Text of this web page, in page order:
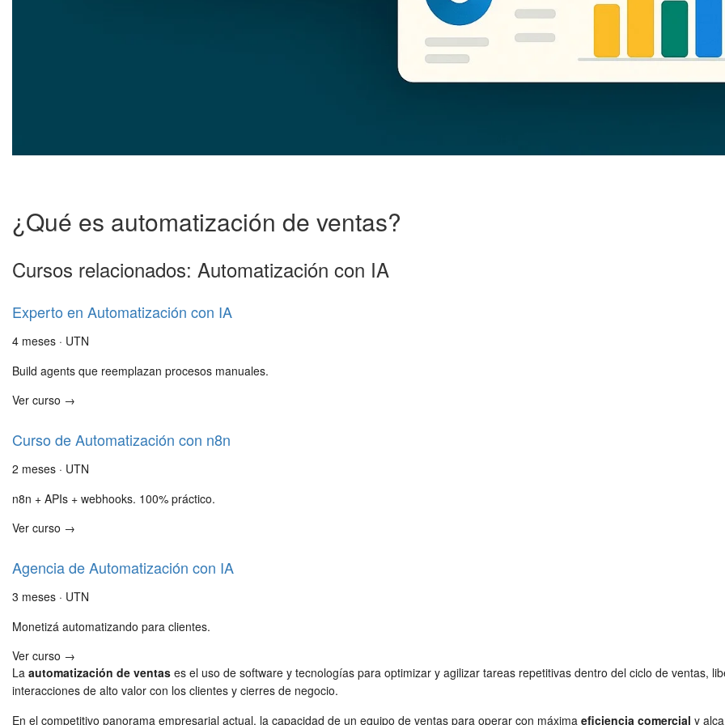
¿Qué es automatización de ventas?
Cursos relacionados: Automatización con IA
Experto en Automatización con IA
4 meses · UTN
Build agents que reemplazan procesos manuales.
Ver curso →
Curso de Automatización con n8n
2 meses · UTN
n8n + APIs + webhooks. 100% práctico.
Ver curso →
Agencia de Automatización con IA
3 meses · UTN
Monetizá automatizando para clientes.
Ver curso →
La automatización de ventas es el uso de software y tecnologías para optimizar y agilizar tareas repetitivas dentro del ciclo de ventas,
interacciones de alto valor con los clientes y cierres de negocio.
En el competitivo panorama empresarial actual, la capacidad de un equipo de ventas para operar con máxima eficiencia comercial y